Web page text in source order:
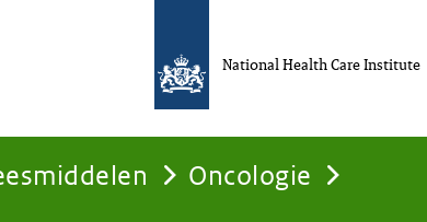
Oncologie
National Health Care Institute